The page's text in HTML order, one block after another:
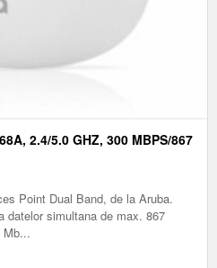
2.4/5.0 GHZ, 300 MBPS/867
Point Dual Band, de la Aruba.
datelor simultana de max. 867
Mb...